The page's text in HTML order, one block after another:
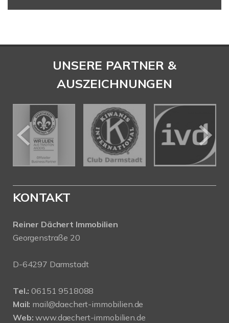
UNSERE PARTNER &
AUSZEICHNUNGEN
KONTAKT
Reiner Dächert Immobilien
Georgenstraße 20
D-64297 Darmstadt
Tel.: 06151 9518088
Mail: mail@daechert-immobilien.de
Web: www.daechert-immobilien.de